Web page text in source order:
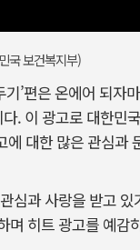
국 보건복지부)
’편은 온에어 되자
. 이 광고로 대한민
대한 많은 관심과
심과 사랑을 받고
며 히트 광고를 예감